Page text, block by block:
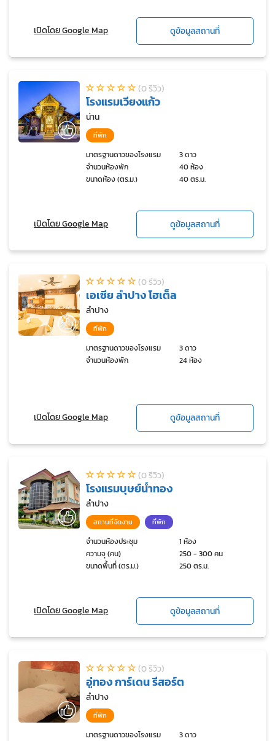
เปิดโดย Google Map ดูข้อมูลสถานที่
(0 รีวิว)
โรงแรมเวียงแก้ว
น่าน
ที่พัก
มาตรฐานดาวของโรงแรม
3 ดาว
จำนวนห้องพัก
40 ห้อง
ขนาดห้อง (ตร.ม.)
40 ตร.ม.
เปิดโดย Google Map ดูข้อมูลสถานที่
(0 รีวิว)
เอเซีย ลำปาง โฮเต็ล
ลำปาง
ที่พัก
มาตรฐานดาวของโรงแรม
3 ดาว
จำนวนห้องพัก
24 ห้อง
เปิดโดย Google Map ดูข้อมูลสถานที่
(0 รีวิว)
โรงแรมบุษย์น้ำทอง
ลำปาง
สถานที่จัดงาน ที่พัก
จำนวนห้องประชุม
1 ห้อง
ความจุ (คน)
250 - 300 คน
ขนาดพื้นที่ (ตร.ม.)
250 ตร.ม.
เปิดโดย Google Map ดูข้อมูลสถานที่
(0 รีวิว)
อู่ทอง การ์เดน รีสอร์ต
ลำปาง
ที่พัก
มาตรฐานดาวของโรงแรม
3 ดาว